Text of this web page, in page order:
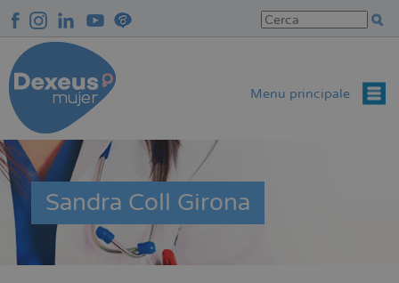
contenuto
principale
Menu principale
Sandra Coll Girona